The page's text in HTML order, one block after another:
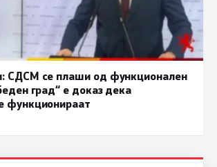
СДСМ се плаши од функционален
град“ е доказ дека
функционираат